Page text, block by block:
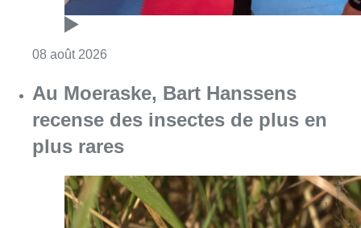
08 août 2026
Au Moeraske, Bart Hanssens
recense des insectes de plus en
plus rares